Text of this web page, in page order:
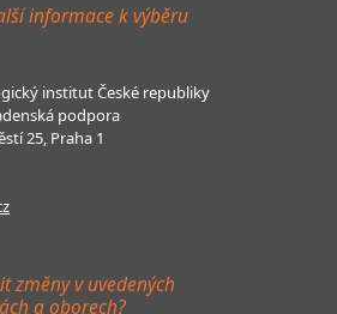
informace k výběru
institut České republiky
podpora
25, Praha 1
změny v uvedených
a oborech?